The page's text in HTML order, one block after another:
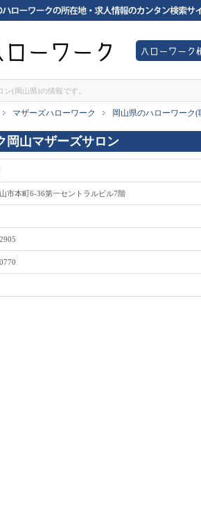
(岡山県)の情報です。
マザーズハローワーク
岡山県のハローワーク(
岡山マザーズサロン
市本町6-36第一セントラルビル7階